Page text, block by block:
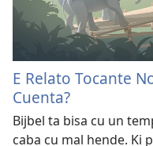
E Relato Tocante
Cuenta?
Bijbel ta bisa cu un
caba cu mal hende. Ki